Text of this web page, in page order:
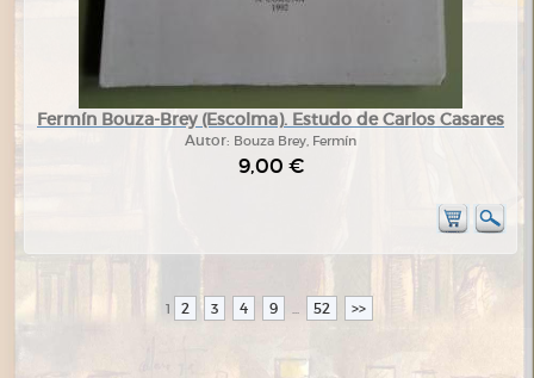
Fermín Bouza-Brey (Escolma). Estudo de Carlos Casares
Autor: Bouza Brey, Fermín
9,00 €
1 2 3 4 9 ... 52 >>